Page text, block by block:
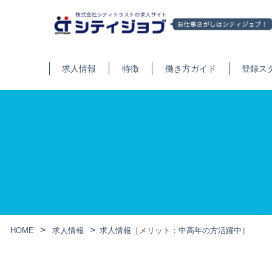
求人情報 特徴 働き方ガイド 登録ス
HOME 求人情報 求人情報［メリット：中高年の方活躍中］